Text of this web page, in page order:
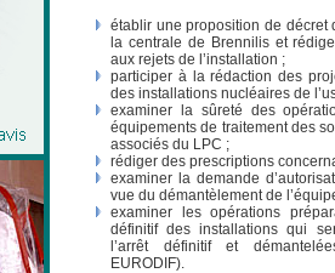
établir une proposition de décret
la centrale de Brennilis et
aux rejets de l’installation ;
participer à la rédaction des
des installations nucléaires de
examiner la sûreté des
équipements de traitement des
associés du LPC ;
rédiger des prescriptions
examiner la demande
vue du démantèlement de
examiner les opérations
définitif des installations qui
l’arrêt définitif et
EURODIF).